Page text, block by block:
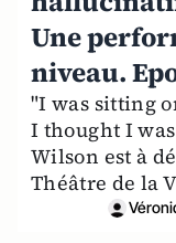
Une
niveau.
"I was sitting
I thought I
Wilson est à
Théâtre de la